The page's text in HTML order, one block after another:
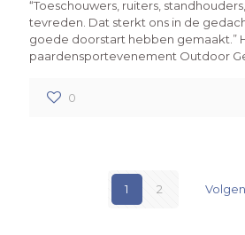
“Toeschouwers, ruiters,
tevreden. Dat sterkt ons in de
goede doorstart hebben gemaakt.”
paardensportevenement Outdoor
0
1 2